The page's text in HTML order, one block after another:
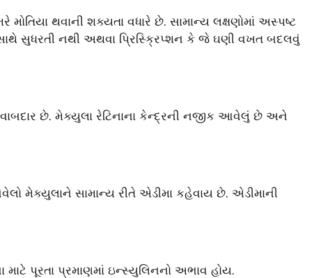
થવાની શક્યતા વધારે છે. સામાન્ય લક્ષણોમાં અસ્પષ્ટ
સુધરતી નથી અથવા પ્રિસ્ક્રિપ્શન કે જે ઘણી વખત બદલવું
છે. મેક્યુલા રેટિનાના કેન્દ્રની નજીક આવેલું છે અને
મેક્યુલાને સામાન્ય રીતે એડીમા કહેવાય છે. એડીમાની
પૂરતા પ્રમાણમાં ઇન્સ્યુલિનનો અભાવ હોય.